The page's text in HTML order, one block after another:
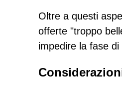
Oltre a questi
offerte "troppo
impedire la fase